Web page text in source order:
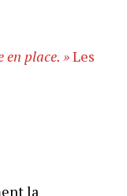
en place. »Les
la